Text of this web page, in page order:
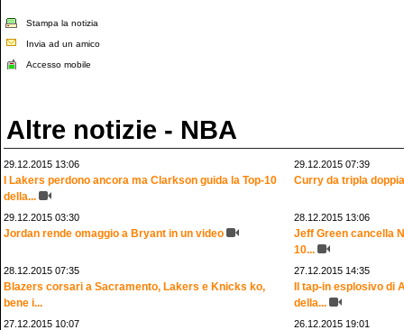
Stampa la notizia
Invia ad un amico
Accesso mobile
Altre notizie - NBA
29.12.2015 13:06
I Lakers perdono ancora ma Clarkson guida la Top-10
della...
29.12.2015 07:39
Curry da tripla
29.12.2015 03:30
Jordan rende omaggio a Bryant in un video
28.12.2015 13:06
Jeff Green cancella
10...
28.12.2015 07:35
Blazers corsari a Sacramento, Lakers e Knicks ko,
bene i...
27.12.2015 14:35
Il tap-in esplosivo di
della...
27.12.2015 10:07 26.12.2015 19:01